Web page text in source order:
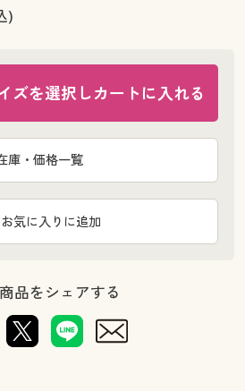
)
ズを選択しカートに入れる
お気に入りに追加
庫・価格一覧
品をシェアする